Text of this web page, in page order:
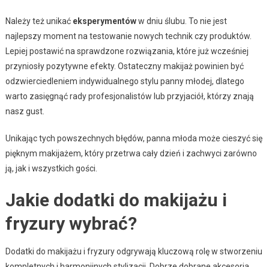
Należy też unikać eksperymentóww dniu ślubu. To nie jest
najlepszy moment na testowanie nowych technik czy produktów.
Lepiej postawić na sprawdzone rozwiązania, które już wcześniej
przyniosły pozytywne efekty. Ostateczny makijaż powinien być
odzwierciedleniem indywidualnego stylu panny młodej, dlatego
warto zasięgnąć rady profesjonalistów lub przyjaciół, którzy znają
nasz gust.
Unikając tych powszechnych błędów, panna młoda może cieszyć się
pięknym makijażem, który przetrwa cały dzień i zachwyci zarówno
ją, jak i wszystkich gości.
Jakie dodatki do makijażu i
fryzury wybrać?
Dodatki do makijażu i fryzury odgrywają kluczową rolę w stworzeniu